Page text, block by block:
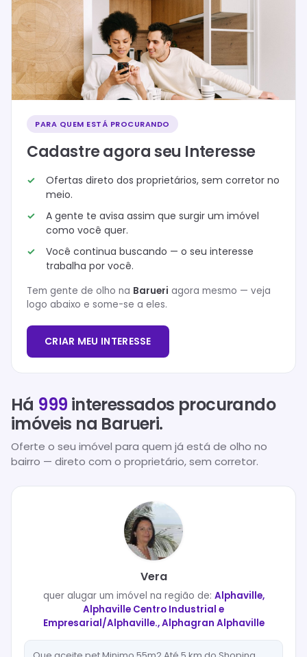
PARA QUEM ESTÁ PROCURANDO
Cadastre agora seu Interesse
Ofertas direto dos proprietários, sem corretor no
meio.
A gente te avisa assim que surgir um imóvel
como você quer.
Você continua buscando — o seu interesse
trabalha por você.
Tem gente de olho na Barueri agora mesmo — veja
logo abaixo e some-se a eles.
CRIAR MEU INTERESSE
Há 999 interessados procurando
imóveis na Barueri.
Oferte o seu imóvel para quem já está de olho no
bairro — direto com o proprietário, sem corretor.
Vera
quer alugarum imóvel na região de: Alphaville,
Alphaville Centro Industrial e
Empresarial/Alphaville., Alphagran Alphaville